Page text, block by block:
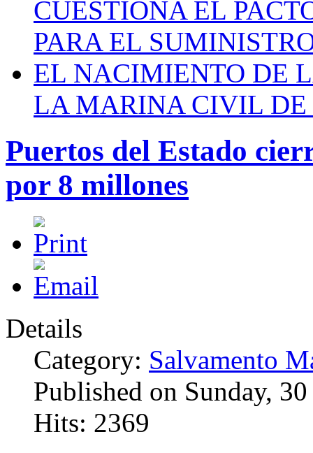
CUESTIONA EL
PARA EL
EL NACIMIENTO DE
LA MARINA CIVIL DE
Puertos del Estado
por 8 millones
Details
Category: Salvamento
Published on Sunday,
Hits: 2369